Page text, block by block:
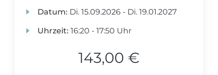
Datum: Di. 15.09.2026 - Di. 19.01.2027
Uhrzeit: 16:20 - 17:50 Uhr
143,00 €